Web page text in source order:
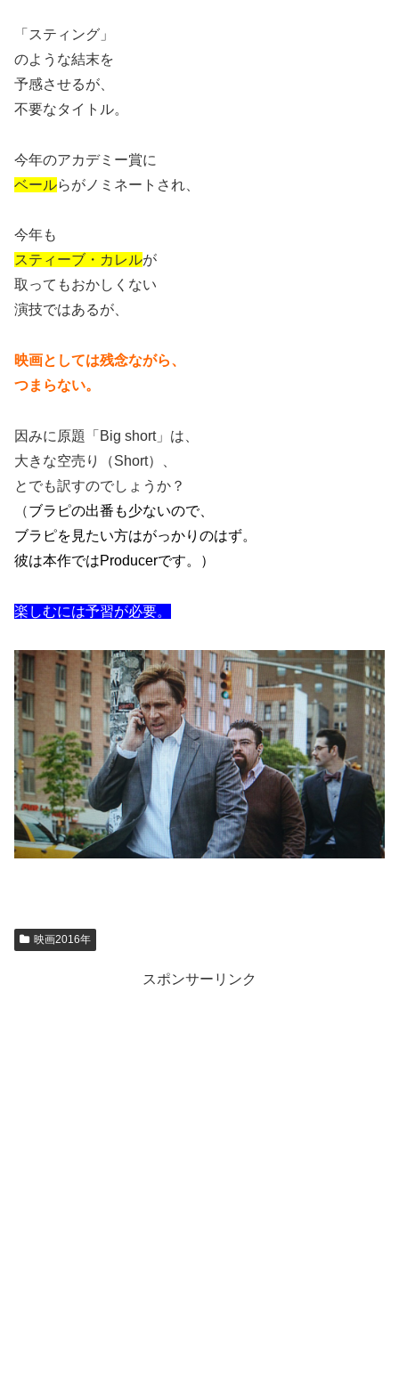
「スティング」
のような結末を
予感させるが、
不要なタイトル。
今年のアカデミー賞に
ベールらがノミネートされ、
今年も
スティーブ・カレルが
取ってもおかしくない
演技ではあるが、
映画としては残念ながら、
つまらない。
因みに原題「 Big short」は、
大きな空売り（Short）、
とでも訳すのでしょうか？
（ブラピの出番も少ないので、
ブラピを見たい方はがっかりのはず。
彼は本作ではProducerです。）
楽しむには予習が必要。
映画2016年
スポンサーリンク